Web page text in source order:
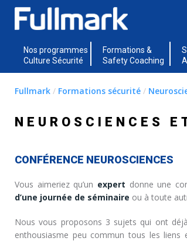
Nos programmes
Culture Sécurité
Formations &
Safety Coaching
Fullmark / Formations sécurité /
NEUROSCIENCES
CONFÉRENCE NEUROSCIENCES
Vous aimeriez qu’un expert donne une
d’une journée de séminaire ou à toute
Nous vous proposons 3 sujets qui ont
enthousiasme peu commun tous les liens